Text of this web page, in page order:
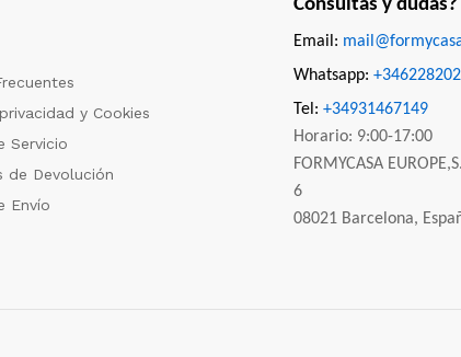
y Cookies
Servicio
de Devolución
Envío
Consultas y dudas?
Email:
Whatsapp:
Tel: +34931467149
Horario: 9:00-17:00
FORMYCASA
6
08021 Barcelona,